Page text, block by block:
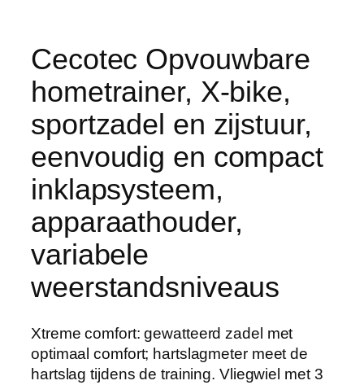
Cecotec Opvouwbare
hometrainer, X-bike,
sportzadel en zijstuur,
eenvoudig en compact
inklapsysteem,
apparaathouder,
variabele
weerstandsniveaus
Xtreme comfort: gewatteerd zadel met
optimaal comfort; hartslagmeter meet de
hartslag tijdens de training. Vliegwiel met 3